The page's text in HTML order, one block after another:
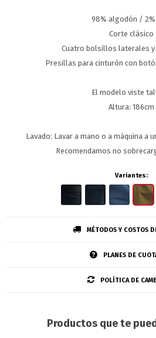
98% algodón /
Corte clásico
Cuatro bolsillos laterales
Presillas para cinturón con
El modelo viste
Altura: 186cm
Lavado: Lavar a mano o a máquina a
Recomendamos no
Variantes:
MÉTODOS Y COSTOS
PLANES DE
POLÍTICA DE
Productos que te